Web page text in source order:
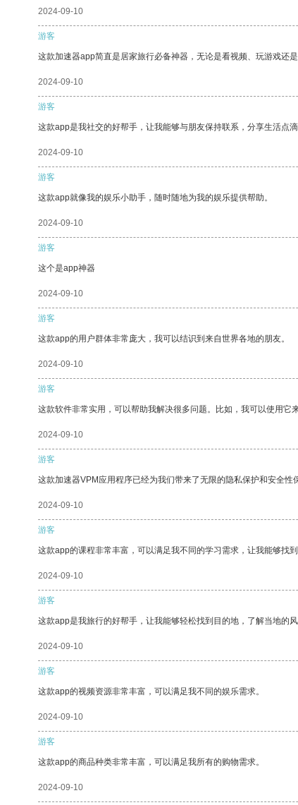
2024-09-10
游客
这款加速器app简直是居家旅行必备神器，无论是看视频、玩游戏还
2024-09-10
游客
这款app是我社交的好帮手，让我能够与朋友保持联系，分享生活点滴
2024-09-10
游客
这款app就像我的娱乐小助手，随时随地为我的娱乐提供帮助。
2024-09-10
游客
这个是app神器
2024-09-10
游客
这款app的用户群体非常庞大，我可以结识到来自世界各地的朋友。
2024-09-10
游客
这款软件非常实用，可以帮助我解决很多问题。比如，我可以使用它
2024-09-10
游客
这款加速器VPM应用程序已经为我们带来了无限的隐私保护和安全性
2024-09-10
游客
这款app的课程非常丰富，可以满足我不同的学习需求，让我能够找到
2024-09-10
游客
这款app是我旅行的好帮手，让我能够轻松找到目的地，了解当地的风
2024-09-10
游客
这款app的视频资源非常丰富，可以满足我不同的娱乐需求。
2024-09-10
游客
这款app的商品种类非常丰富，可以满足我所有的购物需求。
2024-09-10